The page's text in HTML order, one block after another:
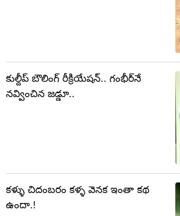
కుల్దీప్ బౌలింగ్ రీక్రియేషన్.. గంభీర్‌నే
నవ్వించిన జడ్డూ..
కళ్ళు చిదంబరం కళ్ళ వెనక ఇంతా కథ
ఉందా.!